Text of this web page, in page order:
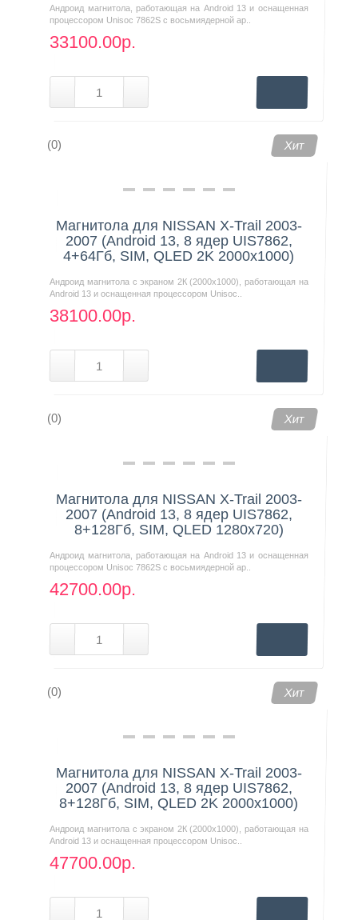
Андроид магнитола, работающая на Android 13 и оснащенная
процессором Unisoc 7862S с восьмиядерной ар..
33100.00р.
(0) Хит
Магнитола для NISSAN X-Trail 2003-
2007 (Android 13, 8 ядер UIS7862,
4+64Гб, SIM, QLED 2K 2000x1000)
Андроид магнитола с экраном 2К (2000х1000), работающая на
Android 13 и оснащенная процессором Unisoc..
38100.00р.
(0) Хит
Магнитола для NISSAN X-Trail 2003-
2007 (Android 13, 8 ядер UIS7862,
8+128Гб, SIM, QLED 1280x720)
Андроид магнитола, работающая на Android 13 и оснащенная
процессором Unisoc 7862S с восьмиядерной ар..
42700.00р.
(0) Хит
Магнитола для NISSAN X-Trail 2003-
2007 (Android 13, 8 ядер UIS7862,
8+128Гб, SIM, QLED 2K 2000x1000)
Андроид магнитола с экраном 2К (2000х1000), работающая на
Android 13 и оснащенная процессором Unisoc..
47700.00р.